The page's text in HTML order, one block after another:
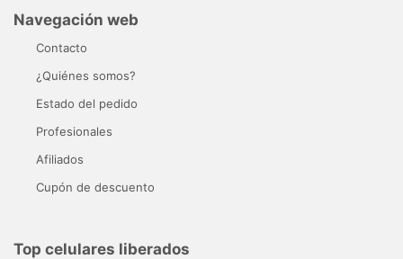
Navegación web
Contacto
¿Quiénes somos?
Estado del pedido
Profesionales
Afiliados
Cupón de descuento
Top celulares liberados